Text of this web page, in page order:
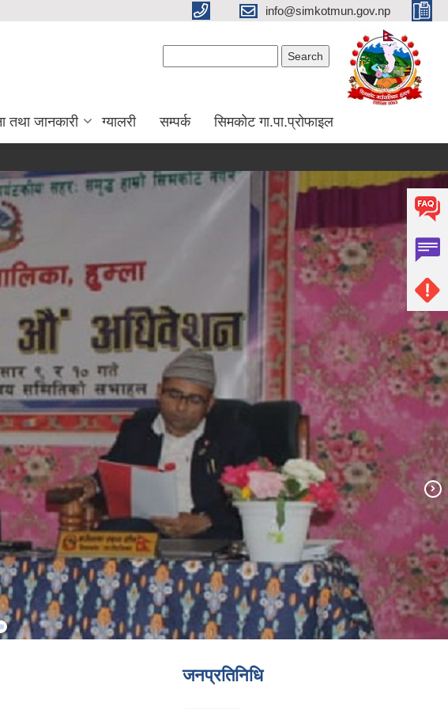
info@simkotmun.gov.np
तथा जानकारी ग्यालरी सम्पर्क सिमकोट गा.पा.प्रोफाइल
जनप्रतिनिधि